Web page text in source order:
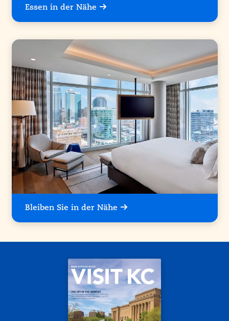
Essen in der Nähe
Bleiben Sie in der Nähe